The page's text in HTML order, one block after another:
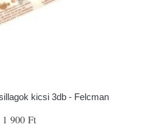
kicsi 3db - Felcman
1 900 Ft